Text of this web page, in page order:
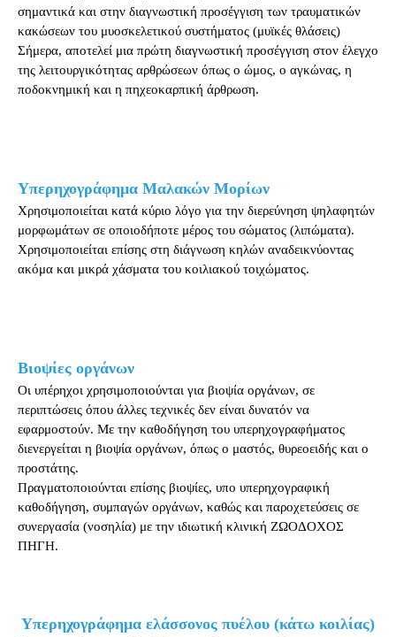
σημαντικά και στην διαγνωστική προσέγγιση των τραυματικών
κακώσεων του μυοσκελετικού συστήματος (μυϊκές θλάσεις)
Σήμερα, αποτελεί μια πρώτη διαγνωστική προσέγγιση στον έλεγχο
της λειτουργικότητας αρθρώσεων όπως ο ώμος, ο αγκώνας, η
ποδοκνημική και η πηχεοκαρπική άρθρωση.
Υπερηχογράφημα Μαλακών Μορίων
Χρησιμοποιείται κατά κύριο λόγο για την διερεύνηση ψηλαφητών
μορφωμάτων σε οποιοδήποτε μέρος του σώματος (λιπώματα).
Χρησιμοποιείται επίσης στη διάγνωση κηλών αναδεικνύοντας
ακόμα και μικρά χάσματα του κοιλιακού τοιχώματος.
Βιοψίες οργάνων
Οι υπέρηχοι χρησιμοποιούνται για βιοψία οργάνων, σε
περιπτώσεις όπου άλλες τεχνικές δεν είναι δυνατόν να
εφαρμοστούν. Με την καθοδήγηση του υπερηχογραφήματος
διενεργείται η βιοψία οργάνων, όπως ο μαστός, θυρεοειδής και ο
προστάτης.
Πραγματοποιούνται επίσης βιοψίες, υπο υπερηχογραφική
καθοδήγηση, συμπαγών οργάνων, καθώς και παροχετεύσεις σε
συνεργασία (νοσηλία) με την ιδιωτική κλινική ΖΩΟΔΟΧΟΣ
ΠΗΓΗ.
Υπερηχογράφημα ελάσσονος πυέλου (κάτω κοιλίας)